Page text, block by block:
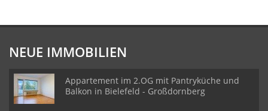
NEUE IMMOBILIEN
Appartement im 2.OG mit Pantryküche und
Balkon in Bielefeld - Großdornberg